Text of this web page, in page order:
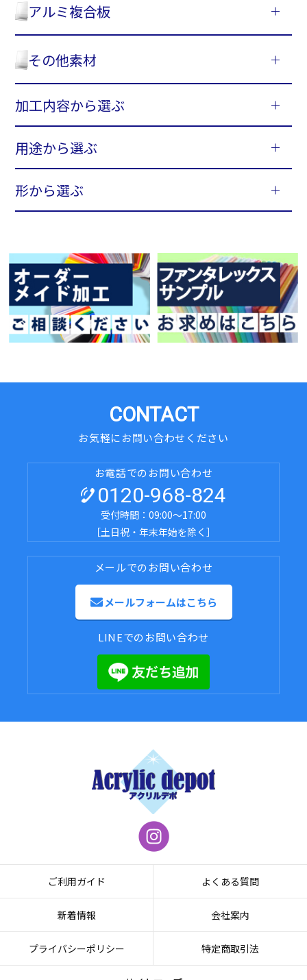
アルミ複合板
その他素材
加工内容から選ぶ
用途から選ぶ
形から選ぶ
CONTACT
お気軽にお問い合わせください
お電話でのお問い合わせ
0120-968-824
受付時間：09:00～17:00
［土日祝・年末年始を除く］
メールでのお問い合わせ
メールフォームはこちら
LINEでのお問い合わせ
ご利用ガイド よくある質問
新着情報 会社案内
プライバシーポリシー 特定商取引法